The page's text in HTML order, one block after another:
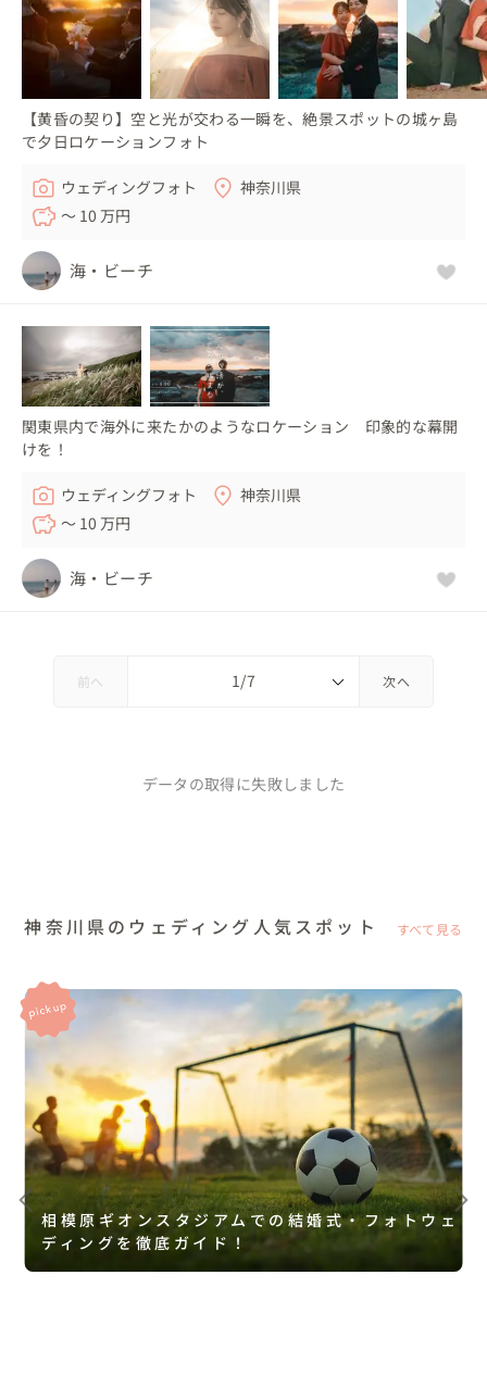
【黄昏の契り】空と光が交わる一瞬を、絶景スポットの城ヶ島
で夕日ロケーションフォト
ウェディングフォト
神奈川県
〜 10 万円
海・ビーチ
関東県内で海外に来たかのようなロケーション 印象的な幕開
けを！
ウェディングフォト
神奈川県
〜 10 万円
海・ビーチ
前へ 次へ
データの取得に失敗しました
神奈川県のウェディング人気スポット すべて見る
相模原ギオンスタジアムでの結婚式・フォトウェ
ディングを徹底ガイド！